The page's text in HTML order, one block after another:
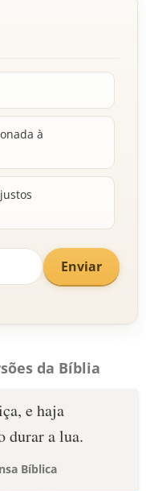
à
Enviar
da Bíblia
e haja
durar a lua.
Bíblica